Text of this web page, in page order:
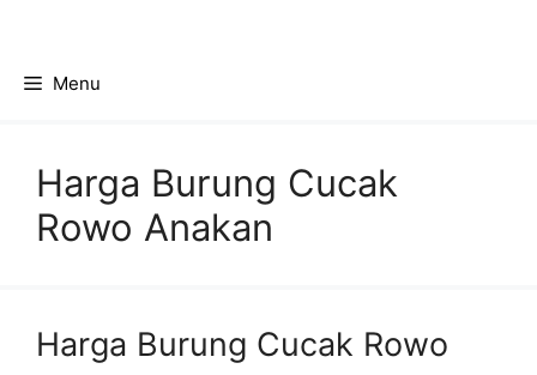
contentMenu
Harga Burung Cucak
Rowo Anakan
Harga Burung Cucak Rowo